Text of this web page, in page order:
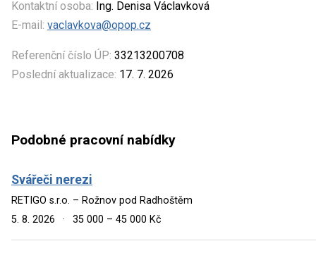
Kontaktní osoba: Ing. Denisa Václavková
E-mail: vaclavkova@opop.cz
Referenční číslo ÚP: 33213200708
Poslední aktualizace: 17. 7. 2026
Podobné pracovní nabídky
Svářeči nerezi
RETIGO s.r.o. – Rožnov pod Radhoštěm
5. 8. 2026
· 35 000 – 45 000 Kč